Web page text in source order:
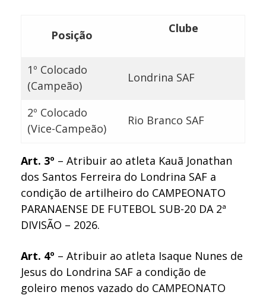
Posição Clube
1º Colocado
(Campeão)
Londrina SAF
2º Colocado
(Vice-Campeão)
Rio Branco SAF
Art. 3º – Atribuir ao atleta Kauã Jonathan
dos Santos Ferreira do Londrina SAF a
condição de artilheiro do CAMPEONATO
PARANAENSE DE FUTEBOL SUB-20 DA 2ª
DIVISÃO – 2026.
Art. 4º – Atribuir ao atleta Isaque Nunes de
Jesus do Londrina SAF a condição de
goleiro menos vazado do CAMPEONATO